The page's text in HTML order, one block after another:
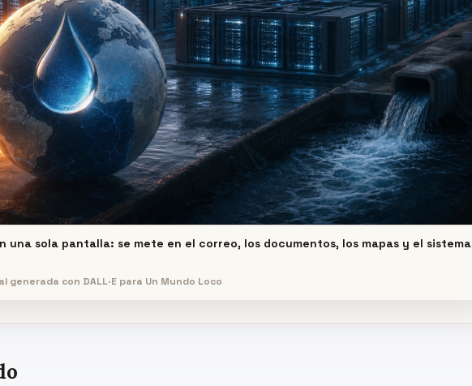
una sola pantalla: se mete en el correo, los documentos, los mapas y el sistema
generada con DALL·E para Un Mundo Loco